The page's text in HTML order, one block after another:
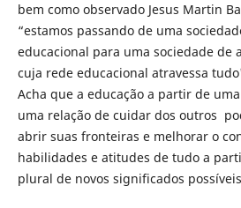
bem como observado Jesus Martin
“estamos passando de uma
educacional para uma sociedade de
cuja rede educacional atravessa
Acha que a educação a partir de
uma relação de cuidar dos outros
abrir suas fronteiras e melhorar o
habilidades e atitudes de tudo a
plural de novos significados